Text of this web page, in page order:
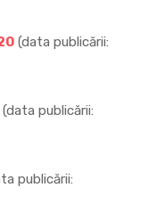
(data publicării:
(data publicării:
publicării: